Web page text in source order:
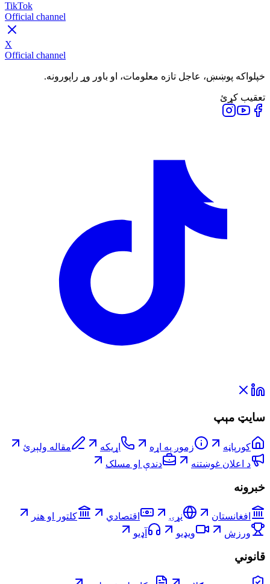
TikTok
Official channel
X
Official channel
خپلواکه پوښښ، عاجل تازه معلومات، او باور وړ راپورونه.
تعقیب کړئ
سایټ مېپ
کورپاڼه زموږ په اړه اړیکه
مقاله ولېږئ
د اعلان غوښتنه
دندې او مسلک
خبرونه
افغانستان نړۍ اقتصادي
کلتور او هنر
ورزش
ویډیو آډیو
قانوني